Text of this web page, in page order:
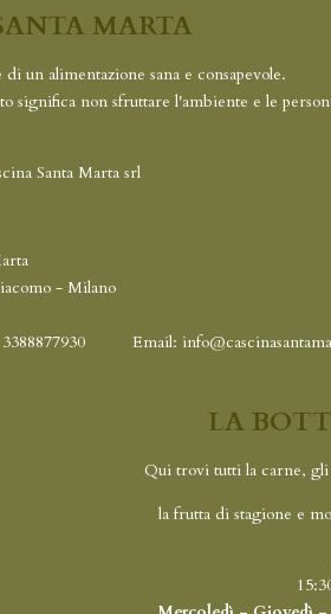
MARTA
un alimentazione sana e consapevole.
significa non sfruttare l'ambiente e le
Santa Marta srl
- Milano
3388877930 Email:
LA
Qui trovi tutti la carne,
la frutta di stagione e